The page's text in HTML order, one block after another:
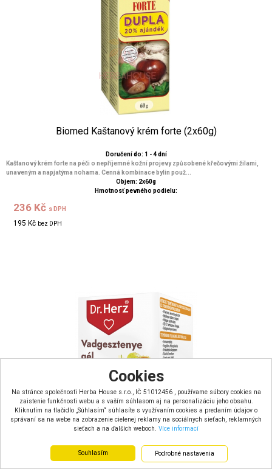
Cookies
Na stránce společnosti Herba House s.r.o., IČ 51012456 , používame súbory cookies na
zaistenie funkčnosti webu a s vaším súhlasom aj na personalizáciu jeho obsahu.
Kliknutím na tlačidlo „Súhlasím“ súhlasíte s využívaním cookies a predaním údajov o
správaní sa na webe na zobrazenie cielenej reklamy na sociálnych sieťach, reklamných
sieťach a na ďalších weboch. Více informací
Souhlasím Podrobné nastavenia
Biomed Kaštanový krém forte (2x60g)
Doručení do: 1 - 4 dní
Kaštanový krém forte na péči o nepříjemné kožní projevy způsobené křečovými žilami,
unaveným a napjatýma nohama. Cenná kombinace bylin použ...
Objem: 2x60g
Hmotnosť pevného podielu:
236 Kč s DPH
195 Kč bez DPH
Dr.Herz Kaštanový gel (125ml)